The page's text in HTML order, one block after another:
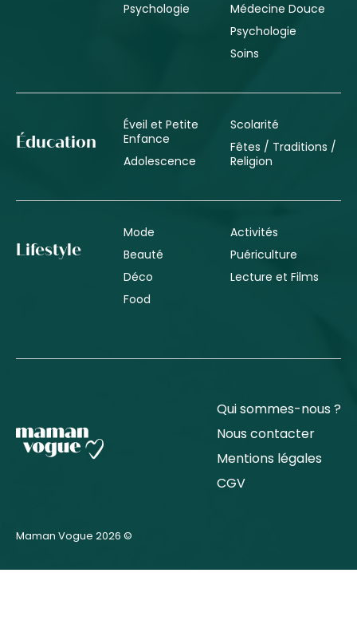
Psychologie
Médecine Douce
Psychologie
Soins
Éducation
Éveil et Petite
Enfance
Adolescence
Scolarité
Fêtes / Traditions /
Religion
Lifestyle
Mode
Beauté
Déco
Food
Activités
Puériculture
Lecture et Films
Qui sommes-nous ?
Nous contacter
Mentions légales
CGV
Maman Vogue 2026 ©